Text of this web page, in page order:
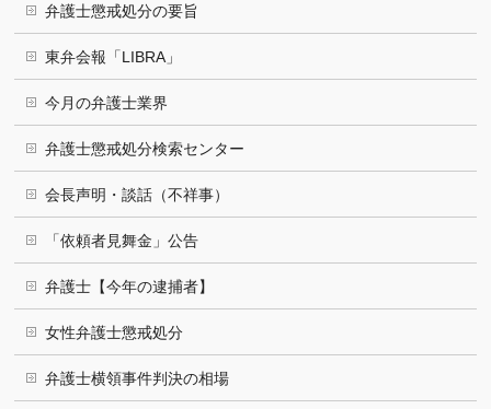
弁護士懲戒処分の要旨
東弁会報「LIBRA」
今月の弁護士業界
弁護士懲戒処分検索センター
会長声明・談話（不祥事）
「依頼者見舞金」公告
弁護士【今年の逮捕者】
女性弁護士懲戒処分
弁護士横領事件判決の相場